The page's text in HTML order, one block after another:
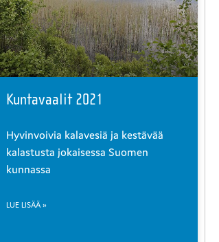
Kuntavaalit 2021
Hyvinvoivia kalavesiä ja kestävää
kalastusta jokaisessa Suomen
kunnassa
LUE LISÄÄ »